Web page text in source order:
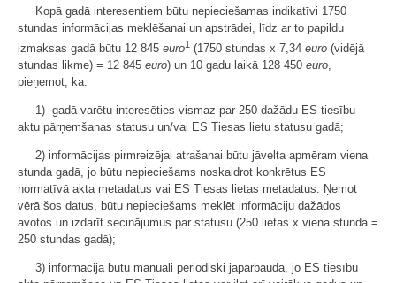
Kopā gadā interesentiem būtu nepieciešamas indikatīvi 1750
stundas informācijas meklēšanai un apstrādei, līdz ar to papildu
izmaksas gadā būtu 12 845 euro1 (1750 stundas x 7,34 euro (vidējā
stundas likme) = 12 845 euro) un 10 gadu laikā 128 450 euro,
pieņemot, ka:
1) gadā varētu interesēties vismaz par 250 dažādu ES tiesību
aktu pārņemšanas statusu un/vai ES Tiesas lietu statusu gadā;
2) informācijas pirmreizējai atrašanai būtu jāvelta apmēram viena
stunda gadā, jo būtu nepieciešams noskaidrot konkrētus ES
normatīvā akta metadatus vai ES Tiesas lietas metadatus. Ņemot
vērā šos datus, būtu nepieciešams meklēt informāciju dažādos
avotos un izdarīt secinājumus par statusu (250 lietas x viena stunda =
250 stundas gadā);
3) informācija būtu manuāli periodiski jāpārbauda, jo ES tiesību